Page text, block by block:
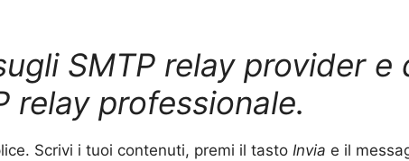
SMTP relay provider e
relay professionale.
Scrivi i tuoi contenuti, premi il tasto Invia e il